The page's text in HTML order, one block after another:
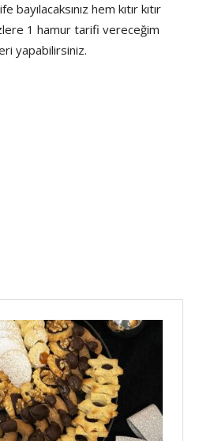
hem kıtır kıtır
1 hamur tarifi vereceğim
yapabilirsiniz.